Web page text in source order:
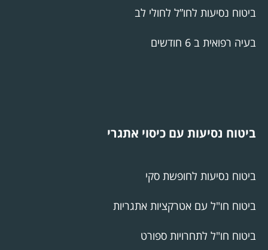
ביטוח נסיעות לחו”ל לחולי לב
בעיה רפואית ב 6 חודשים
ביטוח נסיעות עם כיסוי אתגרי
ביטוח נסיעות לחופשת סקי
ביטוח חו"ל עם אטרקציות אתגריות
ביטוח חו"ל לתחרויות ספורט